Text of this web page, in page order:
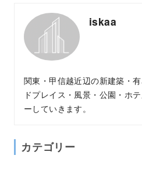
iskaa
関東・甲信越近辺の新建築・
ドプレイス・風景・公園・ホ
ーしていきます。
カテゴリー